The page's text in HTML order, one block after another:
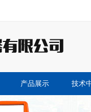
产品展示 技术